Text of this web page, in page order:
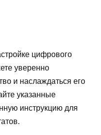
цифрового
уверенно
и наслаждаться его
указанные
инструкцию для